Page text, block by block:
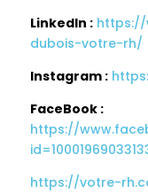
LinkedIn : https://
dubois-votre-rh/
Instagram :
FaceBook :
https://
https://votre-